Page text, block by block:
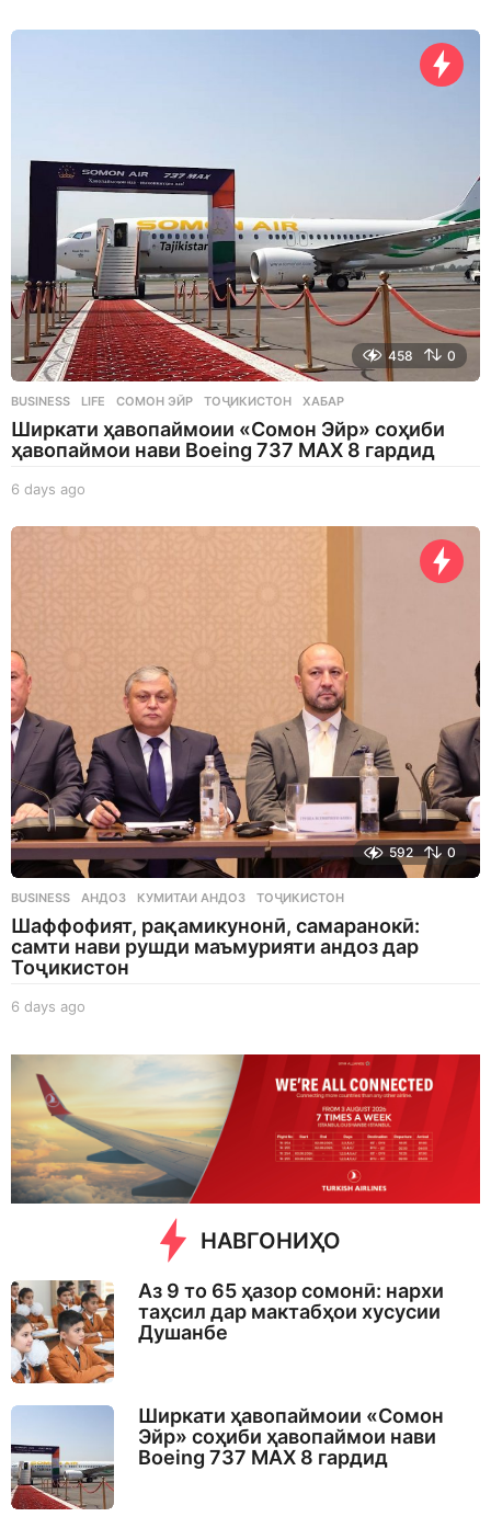
a
458 0
BUSINESS ,LIFE СОМОН ЭЙР ,ТОҶИКИСТОН ,ХАБАР
Ширкати ҳавопаймоии «Сомон Эйр» соҳиби
ҳавопаймои нави Boeing 737 MAX 8 гардид
6 days ago
a
592 0
BUSINESS АНДОЗ ,КУМИТАИ АНДОЗ ,ТОҶИКИСТОН
Шаффофият, рақамикунонӣ, самаранокӣ:
самти нави рушди маъмурияти андоз дар
Тоҷикистон
6 days ago
g
o
НАВГОНИҲО
Аз 9 то 65 ҳазор сомонӣ: нархи
таҳсил дар мактабҳои хусусии
Душанбе
Ширкати ҳавопаймоии «Сомон
Эйр» соҳиби ҳавопаймои нави
Boeing 737 MAX 8 гардид